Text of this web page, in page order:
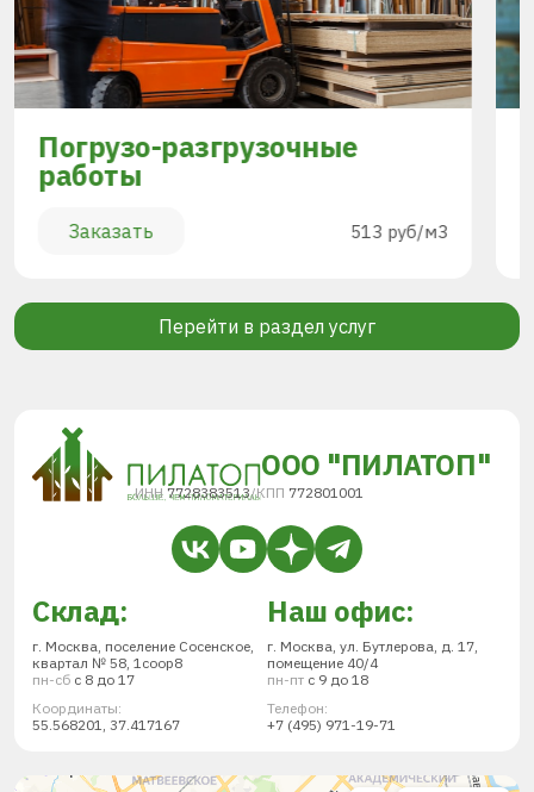
Погрузо-разгрузочные
работы
Заказать 513 руб/м3
Перейти в раздел услуг
ООО "ПИЛАТОП"
ИНН 7728383513/КПП 772801001
Склад:
г. Москва, поселение Сосенское,
квартал № 58, 1соор8
пн-сб с 8 до 17
Координаты:
55.568201, 37.417167
Наш офис:
г. Москва, ул. Бутлерова, д. 17,
помещение 40/4
пн-пт с 9 до 18
Телефон:
+7 (495) 971-19-71